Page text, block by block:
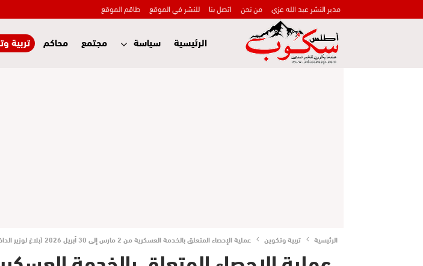
مدير النشر عبد الله عزي من نحن اتصل بنا للنشر في الموقع طاقم الموقع
الرئيسية سياسة مجتمع محاكم تربية
الرئيسية تربية وتكوين عملية الإحصاء المتعلق بالخدمة العسكرية من 2 مارس إلى 30 أبريل 2026 (بلاغ لوزير الداخلية)